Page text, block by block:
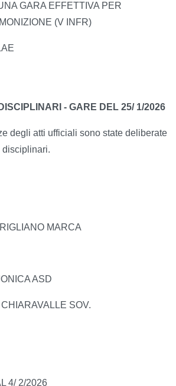
GARA EFFETTIVA PER
(V INFR)
- GARE DEL 25/ 1/2026
degli atti ufficiali sono state deliberate
disciplinari.
MARCA
ASD
SOV.
4/ 2/2026